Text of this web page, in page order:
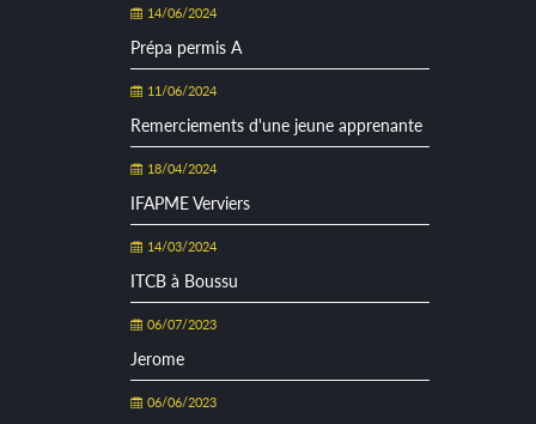
14/06/2024
Prépa permis A
11/06/2024
Remerciements d'une jeune apprenante
18/04/2024
IFAPME Verviers
14/03/2024
ITCB à Boussu
06/07/2023
Jerome
06/06/2023